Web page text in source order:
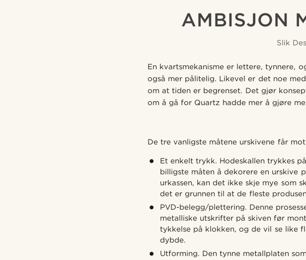
AMBISJON
Slik
En kvartsmekanisme er lettere, tynnere,
også mer pålitelig. Likevel er det noe
om at tiden er begrenset. Det gjør
om å gå for Quartz hadde mer å gjøre
De tre vanligste måtene urskivene får
Et enkelt trykk. Hodeskallen trykkes
billigste måten å dekorere en urskive
urkassen, kan det ikke skje mye som
det er grunnen til at de fleste
PVD-belegg/plettering. Denne
metalliske utskrifter på skiven før
tykkelse på klokken, og de vil se like
dybde.
Utforming. Den tynne metallplaten